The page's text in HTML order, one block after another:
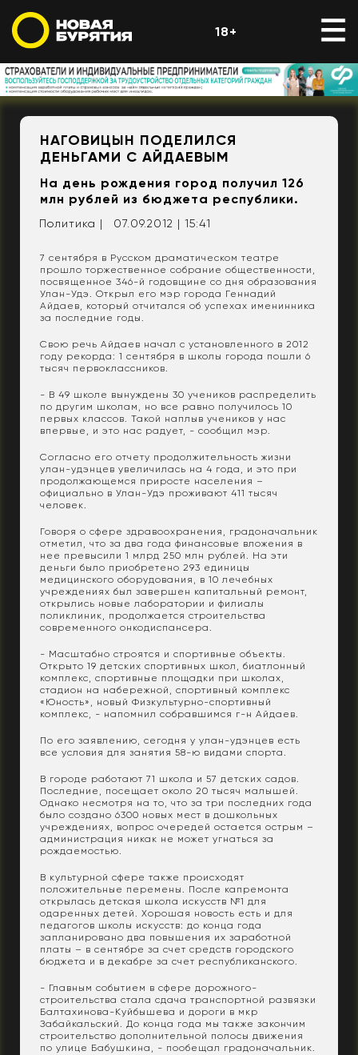
18+
НАГОВИЦЫН ПОДЕЛИЛСЯ
ДЕНЬГАМИ С АЙДАЕВЫМ
На день рождения город получил 126
млн рублей из бюджета республики.
Политика | 07.09.2012 | 15:41
7 сентября в Русском драматическом театре
прошло торжественное собрание общественности,
посвященное 346-й годовщине со дня образования
Улан-Удэ. Открыл его мэр города Геннадий
Айдаев, который отчитался об успехах именинника
за последние годы.
Свою речь Айдаев начал с установленного в 2012
году рекорда: 1 сентября в школы города пошли 6
тысяч первоклассников.
- В 49 школе вынуждены 30 учеников распределить
по другим школам, но все равно получилось 10
первых классов. Такой наплыв учеников у нас
впервые, и это нас радует, - сообщил мэр.
Согласно его отчету продолжительность жизни
улан-удэнцев увеличилась на 4 года, и это при
продолжающемся приросте населения –
официально в Улан-Удэ проживают 411 тысяч
человек.
Говоря о сфере здравоохранения, градоначальник
отметил, что за два года финансовые вложения в
нее превысили 1 млрд 250 млн рублей. На эти
деньги было приобретено 293 единицы
медицинского оборудования, в 10 лечебных
учреждениях был завершен капитальный ремонт,
открылись новые лаборатории и филиалы
поликлиник, продолжается строительства
современного онкодиспансера.
- Масштабно строятся и спортивные объекты.
Открыто 19 детских спортивных школ, биатлонный
комплекс, спортивные площадки при школах,
стадион на набережной, спортивный комплекс
«Юность», новый Физкультурно-спортивный
комплекс, - напомнил собравшимся г-н Айдаев.
По его заявлению, сегодня у улан-удэнцев есть
все условия для занятия 58-ю видами спорта.
В городе работают 71 школа и 57 детских садов.
Последние, посещает около 20 тысяч малышей.
Однако несмотря на то, что за три последних года
было создано 6300 новых мест в дошкольных
учреждениях, вопрос очередей остается острым –
администрация никак не может угнаться за
рождаемостью.
В культурной сфере также происходят
положительные перемены. После капремонта
открылась детская школа искусств №1 для
одаренных детей. Хорошая новость есть и для
педагогов школы искусств: до конца года
запланировано два повышения их заработной
платы – в сентябре за счет средств городского
бюджета и в декабре за счет республиканского.
- Главным событием в сфере дорожного-
строительства стала сдача транспортной развязки
Балтахинова-Куйбышева и дороги в мкр
Забайкальский. До конца года мы также закончим
строительство дополнительной полосы движения
по улице Бабушкина, - пообещал градоначальник.